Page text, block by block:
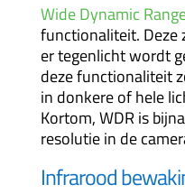
Wide Dynamic
functionaliteit. Deze
er tegenlicht wordt
deze functionaliteit
in donkere of hele
Kortom, WDR is
resolutie in de
Infrarood